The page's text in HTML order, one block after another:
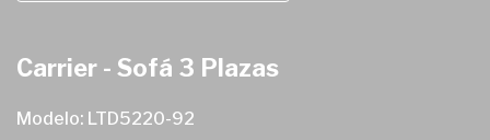
Carrier - Sofá 3 Plazas
Modelo: LTD5220-92